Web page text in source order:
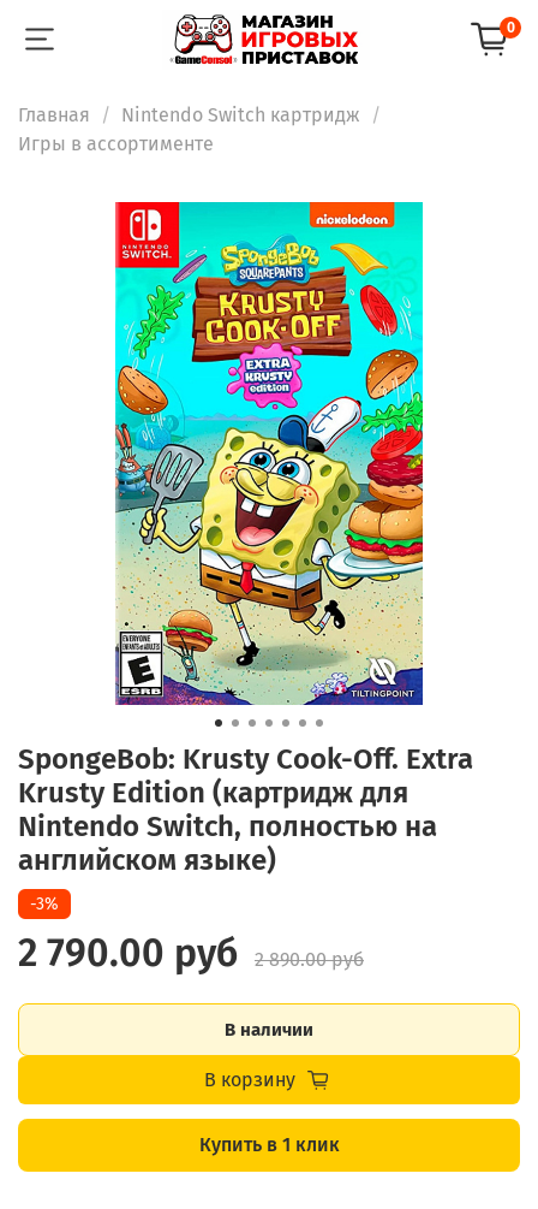
0
Главная
Nintendo Switch картридж
Игры в ассортименте
SpongeBob: Krusty Cook-Off. Extra
Krusty Edition (картридж для
Nintendo Switch, полностью на
английском языке)
-3%
2 790.00 руб 2 890.00 руб
В наличии
В корзину
Купить в 1 клик